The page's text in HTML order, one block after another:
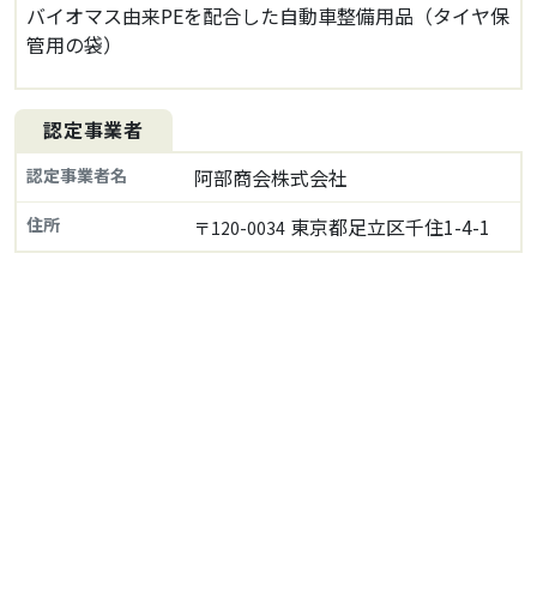
バイオマス由来PEを配合した自動車整備用品（タイヤ保
管用の袋）
認定事業者
認定事業者名 阿部商会株式会社
住所 〒120-0034 東京都足立区千住1-4-1